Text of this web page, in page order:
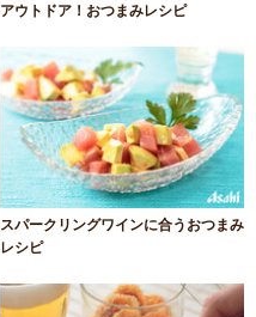
アウトドア！おつまみレシピ
スパークリングワインに合うおつまみ
レシピ